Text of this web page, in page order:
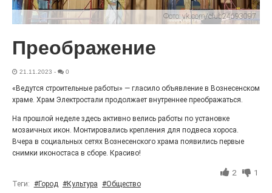
«С ними дядька Черномор»
26.07.2026
Фото: vk.com/club24693097
Преображение
21.11.2023 - 0
«Ведутся строительные работы» — гласило объявление в Вознесенском
храме. Храм Электростали продолжает внутреннее преображаться.
На прошлой неделе здесь активно велись работы по установке
мозаичных икон. Монтировались крепления для подвеса хороса.
Вчера в социальных сетях Вознесенского храма появились первые
снимки иконостаса в сборе. Красиво!
2 1
Теги: #Город #Культура #Общество